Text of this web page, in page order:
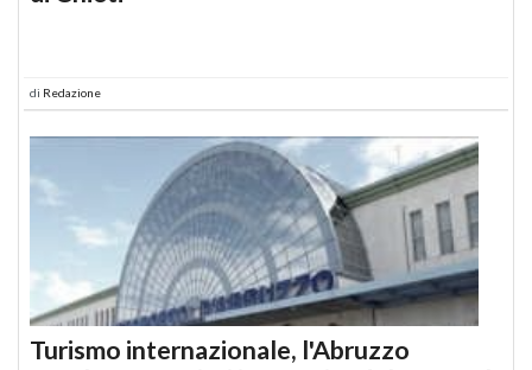
di Redazione
Turismo internazionale, l'Abruzzo